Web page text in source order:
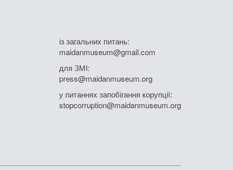
із загальних питань:
maidanmuseum@gmail.com
для ЗМІ:
press@maidanmuseum.org
у питаннях запобігання корупції:
stopcorruption@maidanmuseum.org